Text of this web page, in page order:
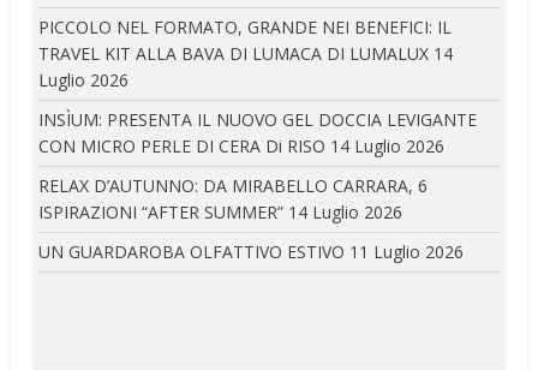
PICCOLO NEL FORMATO, GRANDE NEI BENEFICI: IL
TRAVEL KIT ALLA BAVA DI LUMACA DI LUMALUX 14
Luglio 2026
INSÌUM: PRESENTA IL NUOVO GEL DOCCIA LEVIGANTE
CON MICRO PERLE DI CERA Di RISO 14 Luglio 2026
RELAX D’AUTUNNO: DA MIRABELLO CARRARA, 6
ISPIRAZIONI “AFTER SUMMER” 14 Luglio 2026
UN GUARDAROBA OLFATTIVO ESTIVO 11 Luglio 2026